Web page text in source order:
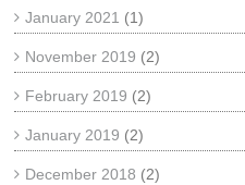
January 2021 (1)
November 2019 (2)
February 2019 (2)
January 2019 (2)
December 2018 (2)